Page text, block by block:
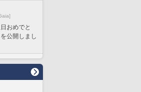
おめでと
公開しまし